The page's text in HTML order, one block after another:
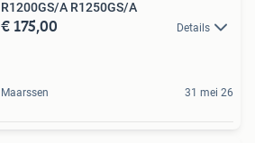
R1200GS/A R1250GS/A
€ 175,00 Details
Maarssen 31 mei 26